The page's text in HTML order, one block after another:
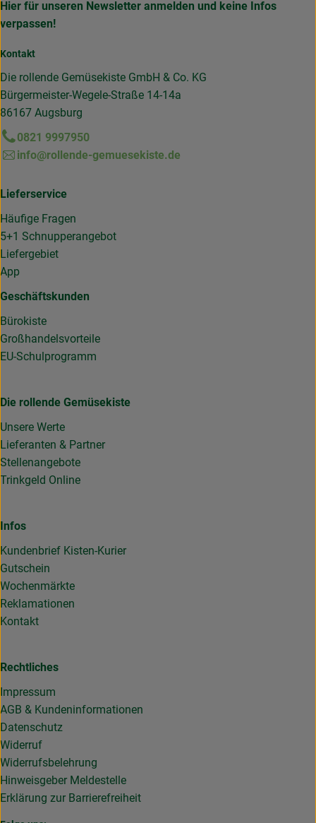
Hier für unseren Newsletter anmelden und keine Infos
verpassen!
Kontakt
Die rollende Gemüsekiste GmbH & Co. KG
Bürgermeister-Wegele-Straße 14-14a
86167 Augsburg
0821 9997950
info@rollende-gemuesekiste.de
Lieferservice
Häufige Fragen
5+1 Schnupperangebot
Liefergebiet
App
Geschäftskunden
Bürokiste
Großhandelsvorteile
EU-Schulprogramm
Die rollende Gemüsekiste
Unsere Werte
Lieferanten & Partner
Stellenangebote
Trinkgeld Online
Infos
Kundenbrief Kisten-Kurier
Gutschein
Wochenmärkte
Reklamationen
Kontakt
Rechtliches
Impressum
AGB & Kundeninformationen
Datenschutz
Widerruf
Widerrufsbelehrung
Hinweisgeber Meldestelle
Erklärung zur Barrierefreiheit